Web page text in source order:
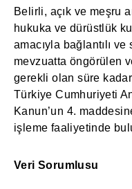
Belirli, açık ve meşru
hukuka ve dürüstlük
amacıyla bağlantılı ve
mevzuatta öngörülen
gerekli olan süre
Türkiye Cumhuriyeti
Kanun’un 4.
işleme faaliyetinde
Veri Sorumlusu